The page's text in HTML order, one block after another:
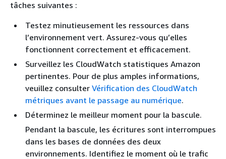
tâches suivantes :
Testez minutieusement les ressources dans
l’environnement vert. Assurez-vous qu’elles
fonctionnent correctement et efficacement.
Surveillez les CloudWatch statistiques Amazon
pertinentes. Pour de plus amples informations,
veuillez consulter Vérification des CloudWatch
métriques avant le passage au numérique.
Déterminez le meilleur moment pour la bascule.
Pendant la bascule, les écritures sont interrompues
dans les bases de données des deux
environnements. Identifiez le moment où le trafic